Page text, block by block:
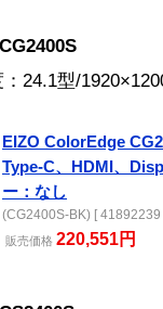
24.1型/
EIZO ColorEdge
Type-C、HDMI、
ー：なし
(CG2400S-BK) [ 41892239
販売価格 220,551円